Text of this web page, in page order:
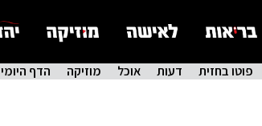
פוטו בחזית דעות אוכל מוזיקה הדף היומי